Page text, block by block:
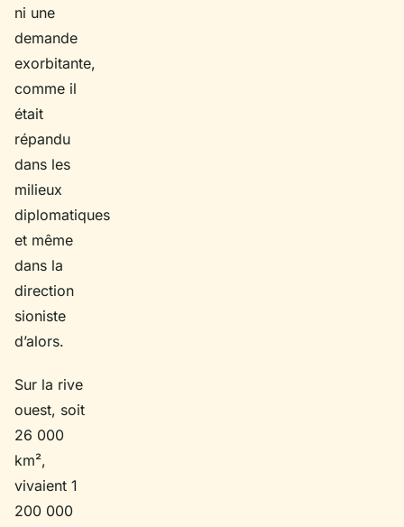
ni une
demande
exorbitante,
comme il
était
répandu
dans les
milieux
diplomatiques
et même
dans la
direction
sioniste
d’alors.
Sur la rive
ouest, soit
26 000
km²,
vivaient 1
200 000